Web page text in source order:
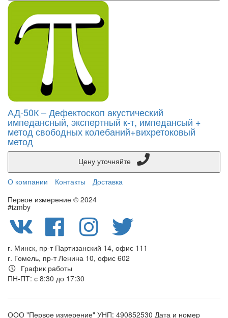
АД-50К – Дефектоскоп акустический
импедансный, экспертный к-т, импедансый +
метод свободных колебаний+вихретоковый
метод
О компании
Контакты
Доставка
Первое измерение © 2024
#izmby
г. Минск, пр-т Партизанский 14, офис 111
г. Гомель, пр-т Ленина 10, офис 602
График работы
ПН-ПТ: с 8:30 до 17:30
ООО "Первое измерение" УНП: 490852530 Дата и номер